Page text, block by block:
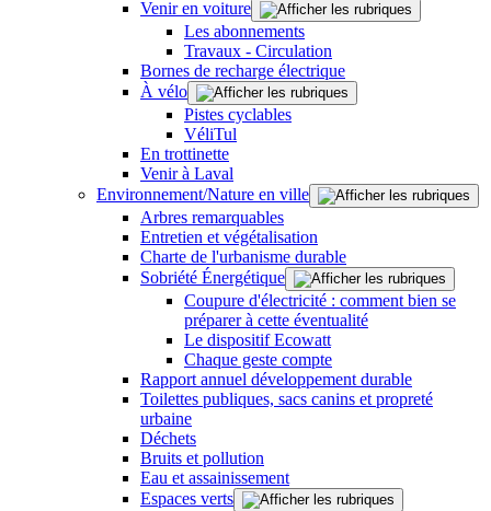
Venir en voiture
Les abonnements
Travaux - Circulation
Bornes de recharge électrique
À vélo
Pistes cyclables
VéliTul
En trottinette
Venir à Laval
Environnement/Nature en ville
Arbres remarquables
Entretien et végétalisation
Charte de l'urbanisme durable
Sobriété Énergétique
Coupure d'électricité : comment bien se
préparer à cette éventualité
Le dispositif Ecowatt
Chaque geste compte
Rapport annuel développement durable
Toilettes publiques, sacs canins et propreté
urbaine
Déchets
Bruits et pollution
Eau et assainissement
Espaces verts